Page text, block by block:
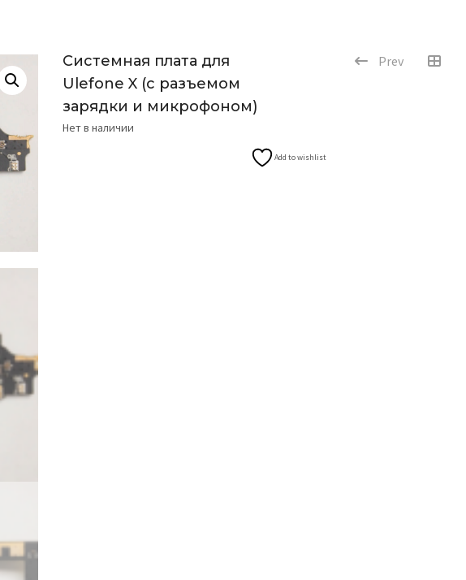
Prev
Системная плата для
Ulefone X (с разъемом
зарядки и микрофоном)
Нет в наличии
Add to wishlist